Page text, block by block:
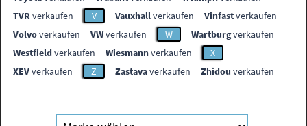
TVR verkaufen V Vauxhallverkaufen Vinfastverkaufen
Volvoverkaufen VWverkaufen W Wartburgverkaufen
Westfieldverkaufen Wiesmannverkaufen
X
XEVverkaufen Z Zastavaverkaufen Zhidou verkaufen